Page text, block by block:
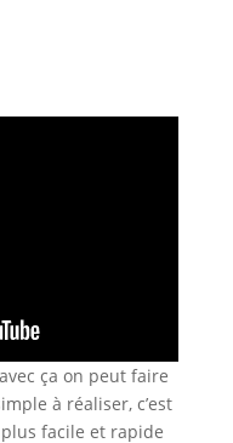
ça on peut faire
à réaliser, c’est
facile et rapide